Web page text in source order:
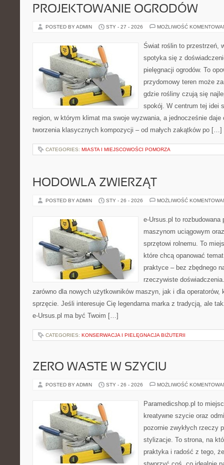
PROJEKTOWANIE OGRODÓW
POSTED BY ADMIN STY - 27 - 2026 MOŻLIWOŚĆ
Świat roślin to przestrzeń,
spotyka się z
pielęgnacji ogrodów. To
przydomowy teren może
gdzie rośliny czują się
spokój. W centrum tej idei
region, w którym klimat ma swoje wyzwania, a jednocześnie daje
tworzenia klasycznych kompozycji – od małych zakątków po […]
CATEGORIES: MIASTA I MIEJSCOWOŚCI POMORZA
HODOWLA ZWIERZĄT
POSTED BY ADMIN STY - 26 - 2026 MOŻLIWOŚĆ
e-Ursus.pl to rozbudowana
maszynom uciągowym
sprzętowi rolnemu. To
które chcą opanować
praktyce – bez zbędnego
rzeczywiste
zarówno dla nowych użytkowników maszyn, jak i dla operatorów,
sprzęcie. Jeśli interesuje Cię legendarna marka z tradycją, ale
e-Ursus.pl ma być Twoim […]
CATEGORIES: KONSERWACJA I PIELĘGNACJA BIŻUTERII
ZERO WASTE W SZYCIU
POSTED BY ADMIN STY - 26 - 2026 MOŻLIWOŚĆ
Paramedicshop.pl to
kreatywne szycie oraz
pozornie zwykłych rzeczy
stylizacje. To strona, na
praktyka i radość z tego,